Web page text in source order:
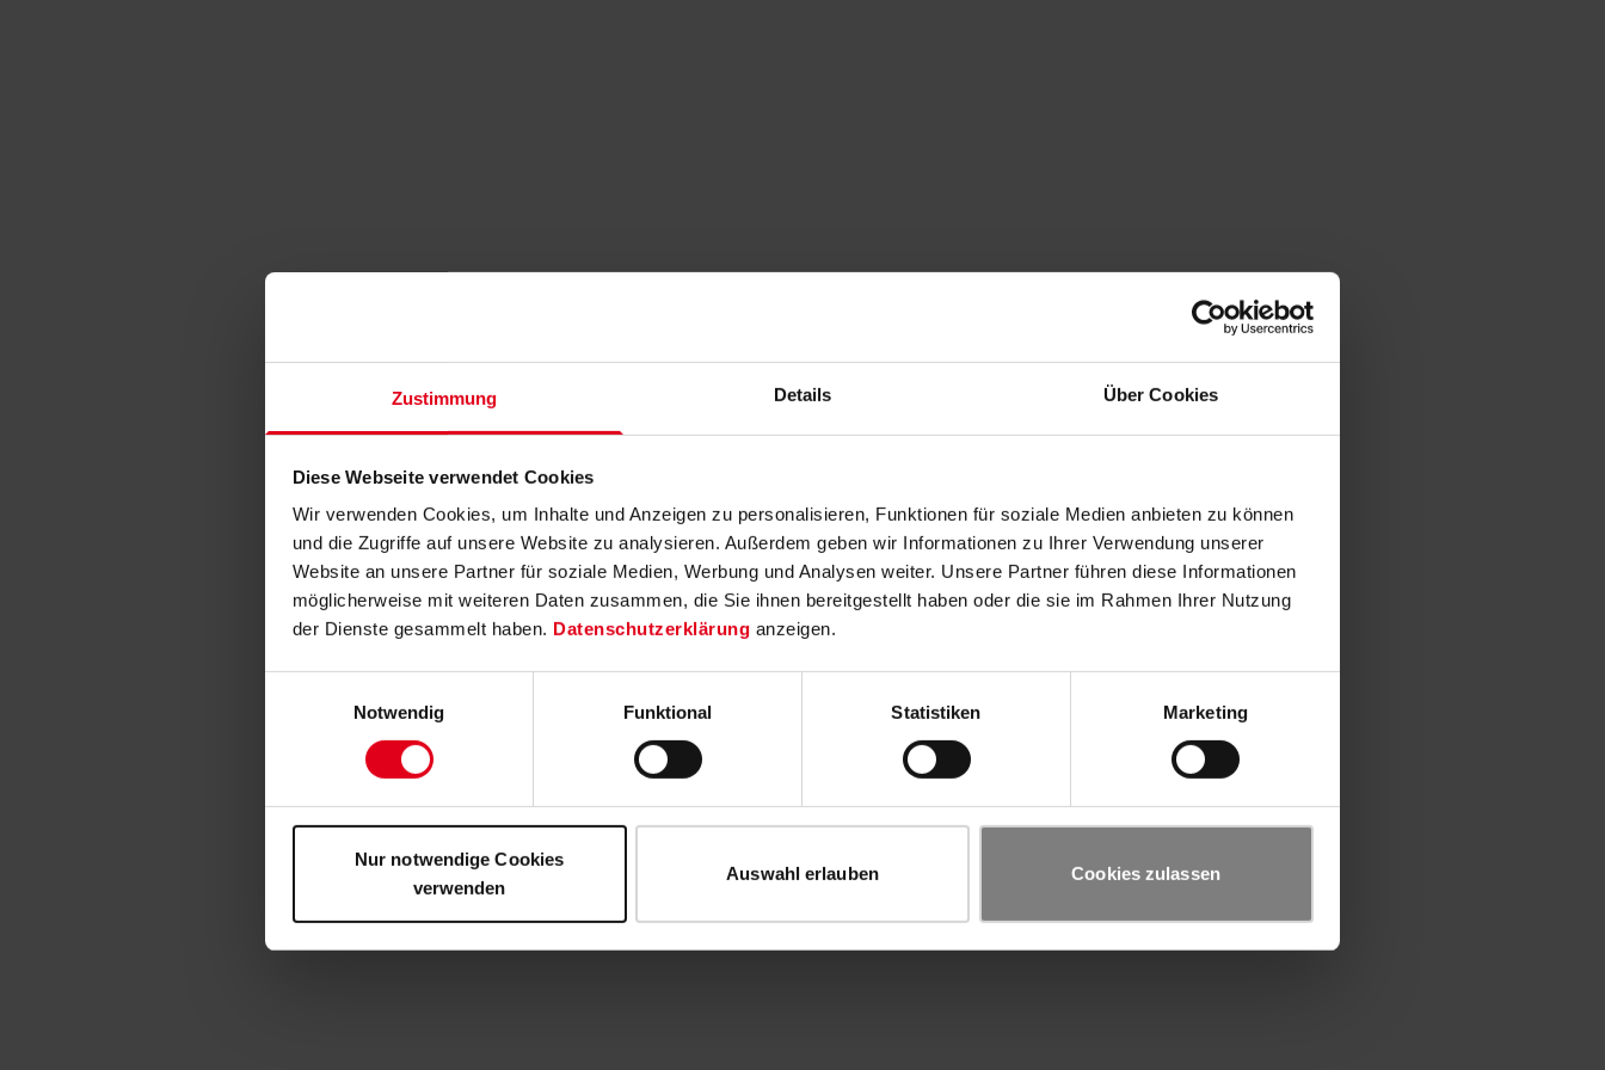
Zustimmung Details Über Cookies
Diese Webseite verwendet Cookies
Wir verwenden Cookies, um Inhalte und Anzeigen zu personalisieren, Funktionen für soziale Medien anbieten zu können
und die Zugriffe auf unsere Website zu analysieren. Außerdem geben wir Informationen zu Ihrer Verwendung unserer
Website an unsere Partner für soziale Medien, Werbung und Analysen weiter. Unsere Partner führen diese Informationen
möglicherweise mit weiteren Daten zusammen, die Sie ihnen bereitgestellt haben oder die sie im Rahmen Ihrer Nutzung
der Dienste gesammelt haben. Datenschutzerklärung anzeigen.
Notwendig
Funktional Statistiken Marketing
Nur notwendige Cookies
verwenden
Auswahl erlauben Cookies zulassen